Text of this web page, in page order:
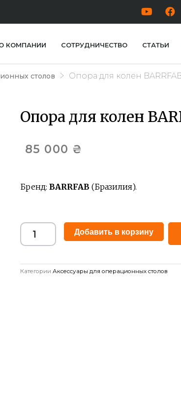
КОМПАНИИ СОТРУДНИЧЕСТВО СТАТЬИ
столов Опора для колен
Опора для колен
85 000 ₴
Бренд: BARRFAB (Бразилия).
Добавить в корзину
Категории Аксессуары для операционных столов